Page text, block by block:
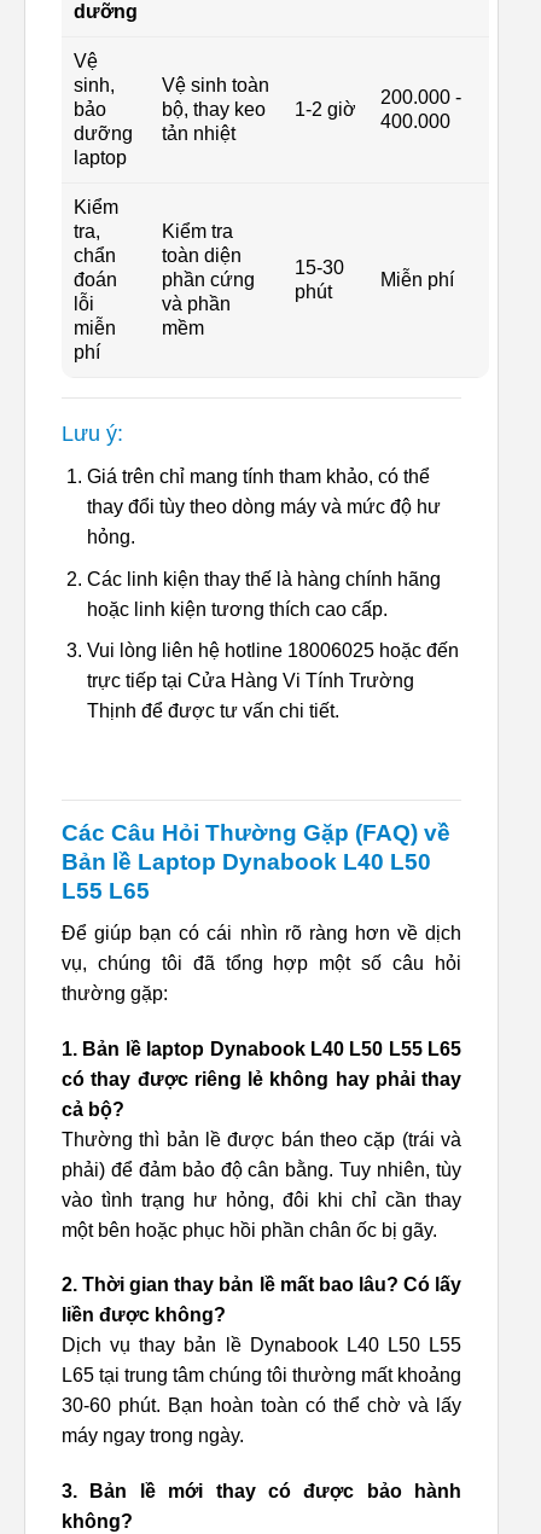
dưỡng
Vệ
sinh,
bảo
dưỡng
laptop
Vệ sinh toàn
bộ, thay keo
tản nhiệt
1-2 giờ
200.000 -
400.000
Kiểm
tra,
chẩn
đoán
lỗi
miễn
phí
Kiểm tra
toàn diện
phần cứng
và phần
mềm
15-30
phút
Miễn phí
Lưu ý:
Giá trên chỉ mang tính tham khảo, có thể
thay đổi tùy theo dòng máy và mức độ hư
hỏng.
Các linh kiện thay thế là hàng chính hãng
hoặc linh kiện tương thích cao cấp.
Vui lòng liên hệ hotline 18006025 hoặc đến
trực tiếp tại Cửa Hàng Vi Tính Trường
Thịnh để được tư vấn chi tiết.
Các Câu Hỏi Thường Gặp (FAQ) về
Bản lề Laptop Dynabook L40 L50
L55 L65
Để giúp bạn có cái nhìn rõ ràng hơn về dịch
vụ, chúng tôi đã tổng hợp một số câu hỏi
thường gặp:
1. Bản lề laptop Dynabook L40 L50 L55 L65
có thay được riêng lẻ không hay phải thay
cả bộ?
Thường thì bản lề được bán theo cặp (trái và
phải) để đảm bảo độ cân bằng. Tuy nhiên, tùy
vào tình trạng hư hỏng, đôi khi chỉ cần thay
một bên hoặc phục hồi phần chân ốc bị gãy.
2. Thời gian thay bản lề mất bao lâu? Có lấy
liền được không?
Dịch vụ thay bản lề Dynabook L40 L50 L55
L65 tại trung tâm chúng tôi thường mất khoảng
30-60 phút. Bạn hoàn toàn có thể chờ và lấy
máy ngay trong ngày.
3. Bản lề mới thay có được bảo hành
không?